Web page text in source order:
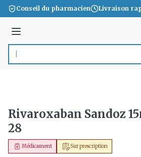
Aller au contenu
Conseil du pharmacien Livraison
Menu
Rechercher
Rivaroxaban Sandoz
28
Sur prescription
Médicament